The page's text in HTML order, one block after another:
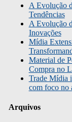
A Evolução
Tendências
A Evolução
Inovações
Mídia
Material de
Compra no
Trade Mídia
com foco no
Arquivos